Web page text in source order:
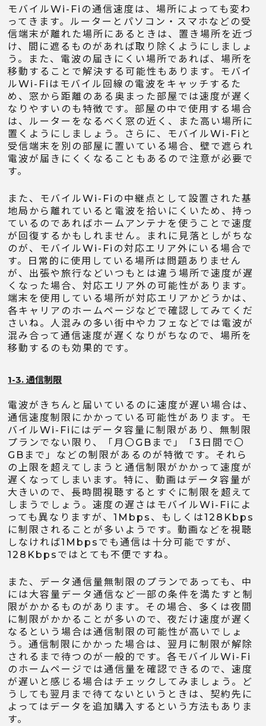
モバイルWi-Fiの通信速度は、場所によっても変わ
ってきます。ルーターとパソコン・スマホなどの受
信端末が離れた場所にあるときは、置き場所を近づ
け、間に遮るものがあれば取り除くようにしましょ
う。また、電波の届きにくい場所であれば、場所を
移動することで解決する可能性もあります。モバイ
ルWi-Fiはモバイル回線の電波をキャッチするた
め、窓から距離のある奥まった部屋では速度が遅く
なりやすいのも特徴です。部屋の中で使用する場合
は、ルーターをなるべく窓の近く、また高い場所に
置くようにしましょう。さらに、モバイルWi-Fiと
受信端末を別の部屋に置いている場合、壁で遮られ
電波が届きにくくなることもあるので注意が必要で
す。
また、モバイルWi-Fiの中継点として設置された基
地局から離れていると電波を拾いにくいため、持っ
ているのであればホームアンテナを使うことで速度
が回復するかもしれません。まれに見落としがちな
のが、モバイルWi-Fiの対応エリア外にいる場合で
す。日常的に使用している場所は問題ありません
が、出張や旅行などいつもとは違う場所で速度が遅
くなった場合、対応エリア外の可能性があります。
端末を使用している場所が対応エリアかどうかは、
各キャリアのホームページなどで確認してみてくだ
さいね。人混みの多い街中やカフェなどでは電波が
混み合って通信速度が遅くなりがちなので、場所を
移動するのも効果的です。
1-3. 通信制限
電波がきちんと届いているのに速度が遅い場合は、
通信速度制限にかかっている可能性があります。モ
バイルWi-Fiにはデータ容量に制限があり、無制限
プランでない限り、「月〇GBまで」「3日間で〇
GBまで」などの制限があるのが特徴です。それら
の上限を超えてしまうと通信制限がかかって速度が
遅くなってしまいます。特に、動画はデータ容量が
大きいので、長時間視聴するとすぐに制限を超えて
しまうでしょう。速度の遅さはモバイルWi-Fiによ
っても異なりますが、1Mbps、もしくは128Kbps
に制限されることが多いようです。動画などを視聴
しなければ1Mbpsでも通信は十分可能ですが、
128Kbpsではとても不便ですね。
また、データ通信量無制限のプランであっても、中
には大容量データ通信など一部の条件を満たすと制
限がかかるものがあります。その場合、多くは夜間
に制限がかかることが多いので、夜だけ速度が遅く
なるという場合は通信制限の可能性が高いでしょ
う。通信制限にかかった場合は、翌月に制限が解除
されるまで待つのが一般的です。各モバイルWi-Fi
のホームページでは通信量を確認できるので、速度
が遅いと感じる場合はチェックしてみましょう。ど
うしても翌月まで待てないというときは、契約先に
よってはデータを追加購入するという方法もありま
す。